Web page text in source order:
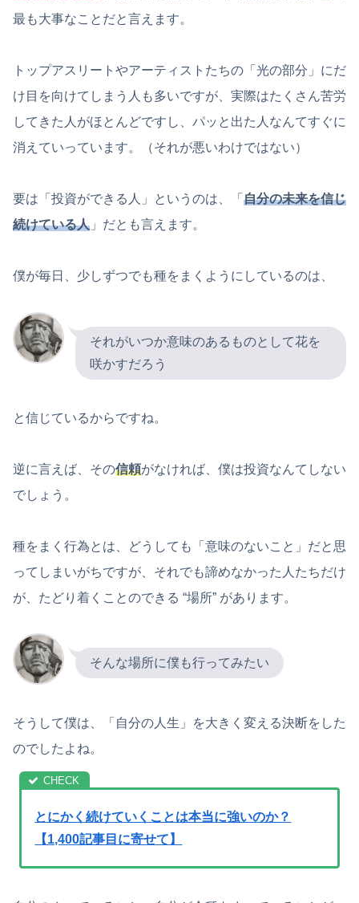
最も大事なことだと言えます。
トップアスリートやアーティストたちの「光の部分」にだ
け目を向けてしまう人も多いですが、実際はたくさん苦労
してきた人がほとんどですし、パッと出た人なんてすぐに
消えていっています。（それが悪いわけではない）
要は「投資ができる人」というのは、「 自分の未来を信じ
続けている人 」だとも言えます。
僕が毎日、少しずつでも種をまくようにしているのは、
それがいつか意味のあるものとして花を
咲かすだろう
と信じているからですね。
逆に言えば、その信頼がなければ、僕は投資なんてしない
でしょう。
種をまく行為とは、どうしても「意味のないこと」だと思
ってしまいがちですが、それでも諦めなかった人たちだけ
が、たどり着くことのできる “場所” があります。
そんな場所に僕も行ってみたい
そうして僕は、「自分の人生」を大きく変える決断をした
のでしたよね。
とにかく続けていくことは本当に強いのか？
【1,400記事目に寄せて】